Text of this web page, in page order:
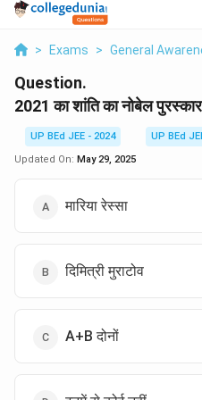
> Exams > General
Question.
2021 का शांति का नोबेल
UP BEd JEE - 2024
UP BEd
Updated On: May 29, 2025
मारिया रेस्सा
दिमित्री मुराटोव
A+B दोनों